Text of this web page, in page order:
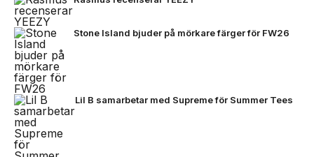
Stone Island bjuder på mörkare färger för FW26
Lil B samarbetar med Supreme för Summer Tees